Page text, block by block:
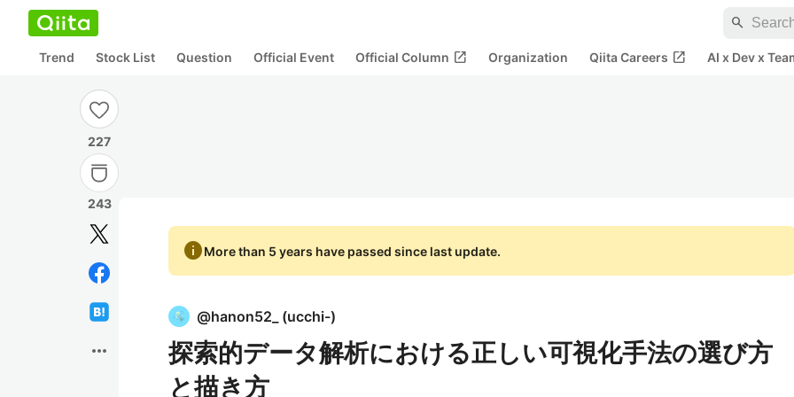
search
Trend Stock List Question Official Event Official Column open_in_new Organization Qiita Careers open_in_new AI x Dev x
227
243
more_horiz
infoMore than 5 years have passed since last update.
@hanon52_ (ucchi-)
探索的データ解析における正しい可視化手法の選び方
と描き方